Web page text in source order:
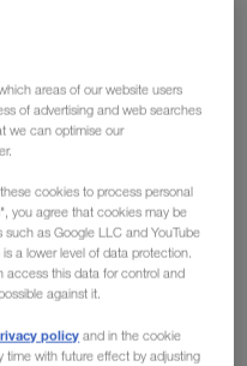
areas of our website users
of advertising and web searches
we can optimise our
cookies to process personal
you agree that cookies may be
as Google LLC and YouTube
a lower level of data protection.
access this data for control and
against it.
policy and in the cookie
time with future effect by adjusting